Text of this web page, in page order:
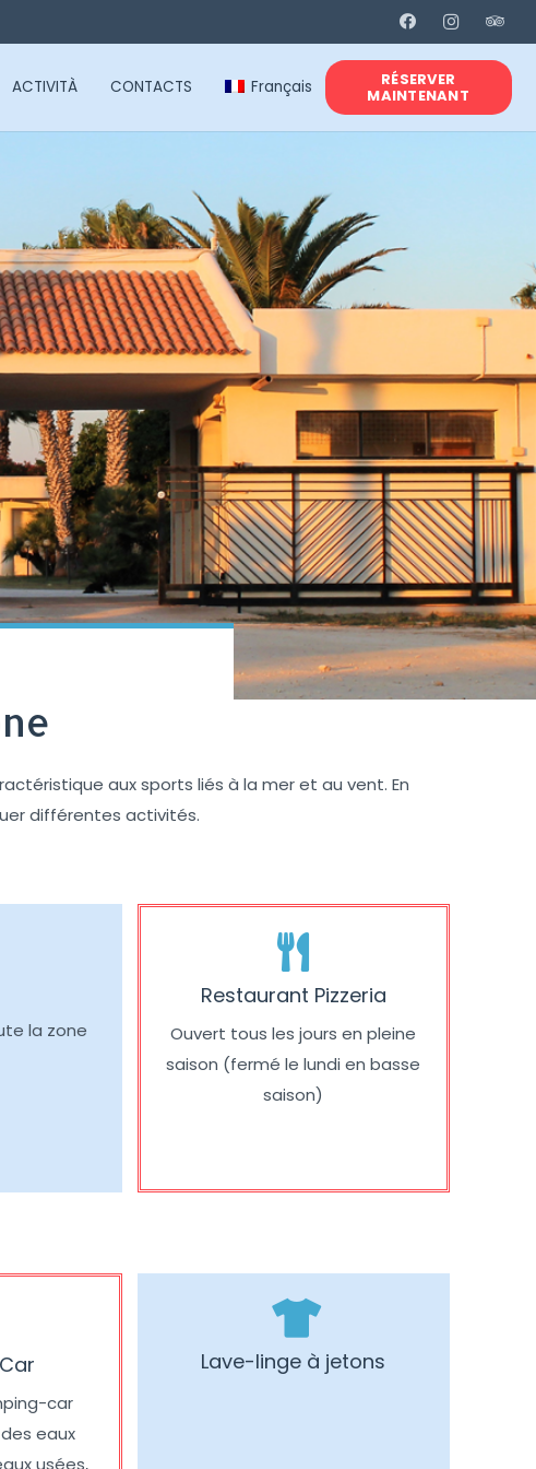
ACTIVITÀ CONTACTS Français RÉSERVER
MAINTENANT
aux sports liés à la mer et au vent. En
différentes activités.
la zone
Restaurant Pizzeria
Ouvert tous les jours en pleine
saison (fermé le lundi en basse
saison)
car
eaux
usées,
Lave-linge à jetons